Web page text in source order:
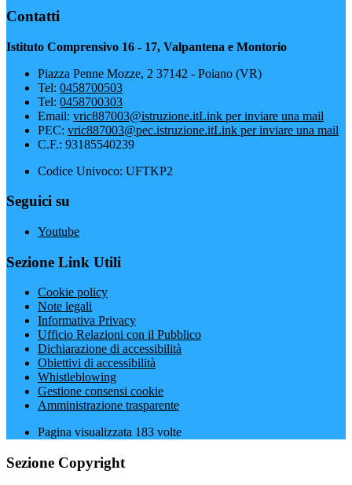
Contatti
Istituto Comprensivo 16 - 17, Valpantena e Montorio
Piazza Penne Mozze, 2 37142 - Poiano (VR)
Tel: 0458700503
Tel: 0458700303
Email: vric887003@istruzione.itLink per inviare una mail
PEC: vric887003@pec.istruzione.itLink per inviare una mail
C.F.: 93185540239
Codice Univoco: UFTKP2
Seguici su
Youtube
Sezione Link Utili
Cookie policy
Note legali
Informativa Privacy
Ufficio Relazioni con il Pubblico
Dichiarazione di accessibilità
Obiettivi di accessibilità
Whistleblowing
Gestione consensi cookie
Amministrazione trasparente
Pagina visualizzata 183 volte
Sezione Copyright